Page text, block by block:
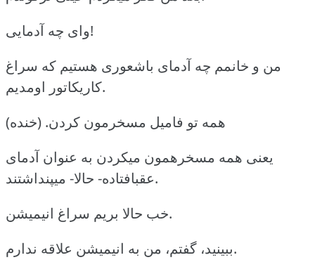
وای چه آدمایی!
من و خانمم چه آدمای باشعوری هستیم که سراغ
کاریکاتور اومدیم.
همه تو فامیل مسخرمون کردن. (خنده)
یعنی همه مسخرهمون میکردن به عنوان آدمای
عقبافتاده- حالا- میپنداشتند.
خب حالا بریم سراغ انیمیشن.
ببینید، گفتم، من به انیمیشن علاقه ندارم.